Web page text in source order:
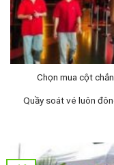
Chọn mua cột
Quầy soát vé luôn